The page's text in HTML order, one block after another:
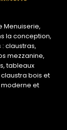
Menuiserie,
la conception,
claustras,
mezzanine,
tableaux
bois et
moderne et